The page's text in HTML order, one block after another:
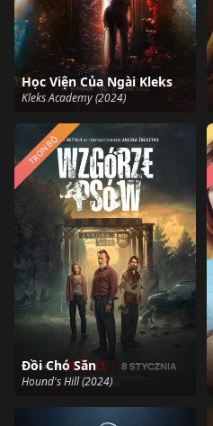
Học Viện Của Ngài Kleks
Kleks Academy (2024)
Đồi Chó Săn
Hound's Hill (2024)
TRỌN BỘ